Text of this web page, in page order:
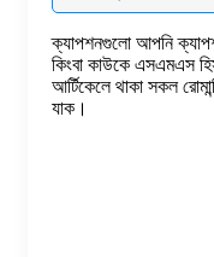
ক্যাপশনগুলো আপনি ক্যাপশন
কিংবা কাউকে এসএমএস
আর্টিকেলে থাকা সকল
যাক।